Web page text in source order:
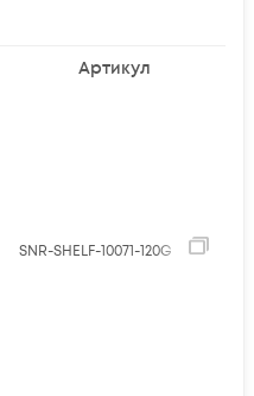
Артикул
SNR-SHELF-10071-120G